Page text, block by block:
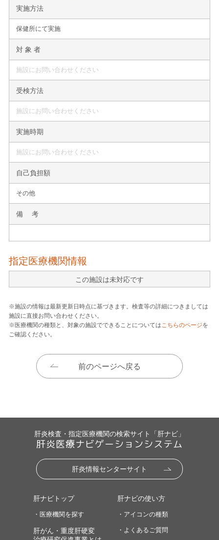
実施方法
保健所にて実施
対 象 者
施設にお問い合わせください
受検方法
施設にお問い合わせください
実施時期
施設にお問い合わせください
自己負担額
その他
備 考
指定医療機関情報
この施設は未対応です
※施設の情報は最新更新日時点に基づきます。検査等の詳細につきましては
施設に直接お問い合わせください。
※医療機関の種類と、対象の施設でできることについてはこちらのページを
ご確認ください。
前のページへ戻る
肝炎検査・指定医療機関の検索サイト「肝ナビ」
肝炎医療ナビゲーションシステム
肝炎情報センターサイト
肝ナビトップ
・医療機関を探す
肝がん・重度肝硬変
肝ナビの使い方
・アイコンの種類
・よくあるご質問